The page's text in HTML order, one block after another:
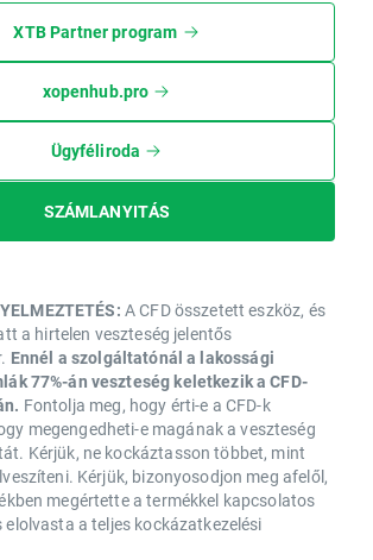
XTB Partner program
xopenhub.pro
Ügyféliroda
SZÁMLANYITÁS
A CFD összetett eszköz, és
a hirtelen veszteség jelentős
Ennél a szolgáltatónál a lakossági
77%-án veszteség keletkezik a CFD-
Fontolja meg, hogy érti-e a CFD-k
megengedheti-e magának a veszteség
Kérjük, ne kockáztasson többet, mint
Kérjük, bizonyosodjon meg afelől,
megértette a termékkel kapcsolatos
a teljes kockázatkezelési